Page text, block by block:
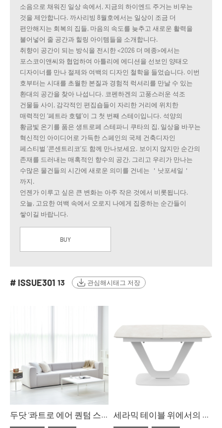
소음으로 채워진 일상 속에서, 지금의 하이엔드 주거는 비우는
것을 제안합니다. 까사리빙 8월호에서는 일상이 조금 더
편안해지는 회복의 집들, 마음의 속도를 늦추고 새로운 활력을
불어넣어 줄 공간과 힐링 아이템들을 소개합니다.
취향이 공간이 되는 방식을 전시한 <2026 더 메종>에서는
포스코이앤씨와 협업하여 아틀리에 에디션을 선보인 양태오
디자이너를 만나 절제와 여백의 디자인 철학을 들었습니다. 이번
호부터는 시대를 초월한 본질과 경험적 럭셔리를 만날 수 있는
환대의 공간을 찾아 나섭니다. 코펜하겐의 고풍스러운 석조
건물들 사이, 감각적인 편집숍들이 자리한 거리에 위치한
매력적인 ‘페트라 호텔’이 그 첫 번째 스테이입니다. 석양의
황금빛 온기를 품은 생트로페 스테파니 쿠타의 집, 일상을 바꾸는
혁신적인 아이디어로 가득한 스페인의 국제 건축디자인
페스티벌 ‘콘센트리코’도 함께 만나보세요. 보이지 않지만 순간의
존재를 드러내는 매혹적인 향수의 공간, 그리고 우리가 만나는
수많은 물건들의 시간에 새로운 의미를 건네는 ＇낫포세일＇
까지.
언젠가 이루고 싶은 큰 변화는 아주 작은 것에서 비롯됩니다.
오늘, 고요한 여백 속에서 오로지 나에게 집중하는 순간들이
쌓이길 바랍니다.
BUY
# ISSUE301 13 관심해시태그 저장
두닷 ‘콰트로 에어 퀀텀 스퀘어 페닉스 소파 테이블 세라믹 테이블 위에서의 만찬